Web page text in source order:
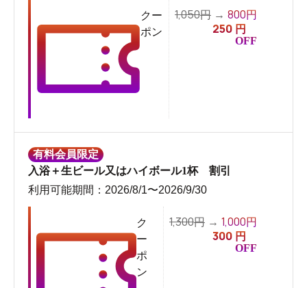
クー
ポン
1,050円 → 800円
250 円
OFF
有料会員限定
入浴＋生ビール又はハイボール1杯 割引
利用可能期間：2026/8/1〜2026/9/30
ク
ー
ポ
ン
1,300円 → 1,000円
300 円
OFF